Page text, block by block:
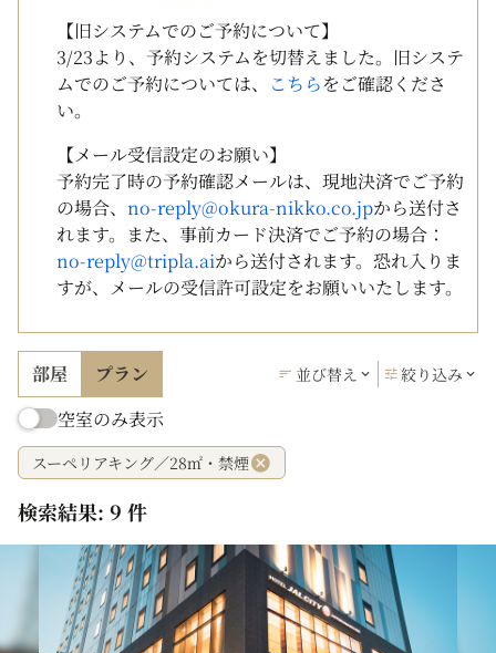
【旧システムでのご予約について】
3/23より、予約システムを切替えました。旧システ
ムでのご予約については、
こちらをご確認くださ
い。
【メール受信設定のお願い】
予約完了時の予約確認メールは、現地決済でご予約
の場合、 no-reply@okura-nikko.co.jpから送付さ
れます。また、事前カード決済でご予約の場合：
no-reply@tripla.aiから送付されます。恐れ入りま
すが、メールの受信許可設定をお願いいたします。
部屋 プラン 並び替え 絞り込み
空室のみ表示
スーペリアキング／28㎡・禁煙
検索結果: 9 件